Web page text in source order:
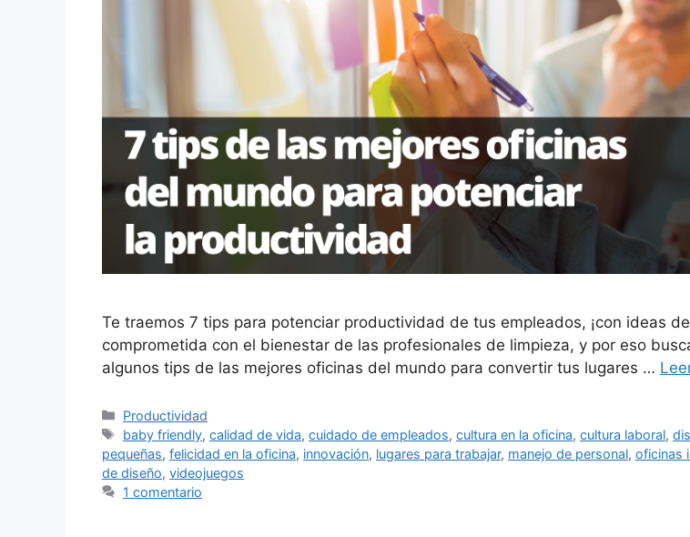
Te traemos 7 tips para potenciar productividad de tus empleados, ¡con ideas
comprometida con el bienestar de las profesionales de limpieza, y por eso
algunos tips de las mejores oficinas del mundo para convertir tus lugares …
Categorías
Productividad
Etiquetas
baby friendly,calidad de vida,cuidado de empleados,cultura en la oficina,cultura laboral,
pequeñas, felicidad en la oficina, innovación, lugares para trabajar, manejo de personal, oficinas
de diseño, videojuegos
1 comentario